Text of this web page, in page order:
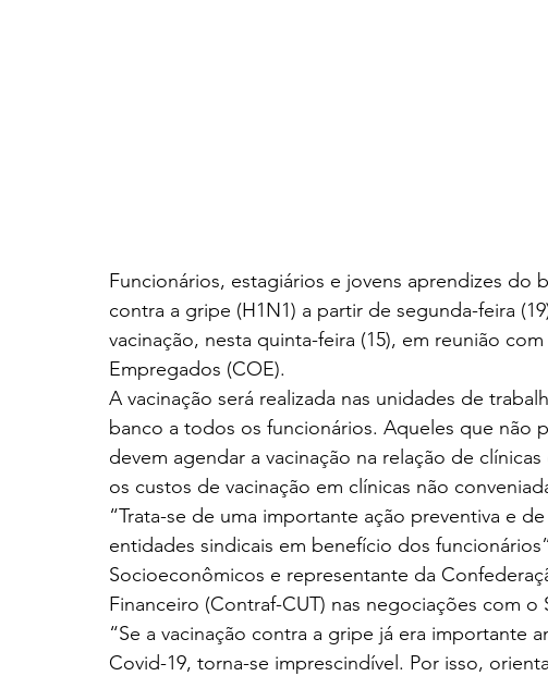
Funcionários, estagiários e jovens aprendizes do
contra a gripe (H1N1) a partir de segunda-feira
vacinação, nesta quinta-feira (15), em reunião
Empregados (COE).
A vacinação será realizada nas unidades de
banco a todos os funcionários. Aqueles que não
devem agendar a vacinação na relação de
os custos de vacinação em clínicas não
“Trata-se de uma importante ação preventiva e
entidades sindicais em benefício dos
Socioeconômicos e representante da
Financeiro (Contraf-CUT) nas negociações com o
“Se a vacinação contra a gripe já era importante
Covid-19, torna-se imprescindível. Por isso,